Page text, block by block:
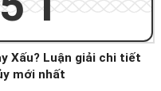
Xấu? Luận giải chi tiết
mới nhất